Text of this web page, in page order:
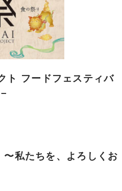
ト フードフェスティバ
私たちを、よろしくお